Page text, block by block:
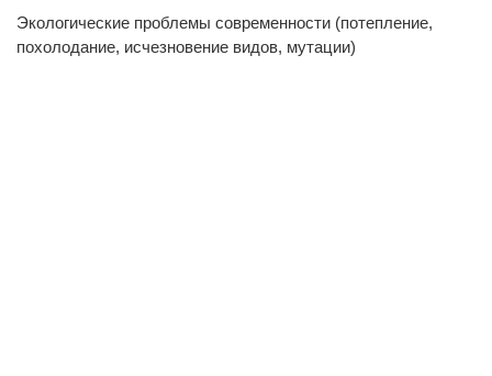
Экологические проблемы современности (потепление,
похолодание, исчезновение видов, мутации)